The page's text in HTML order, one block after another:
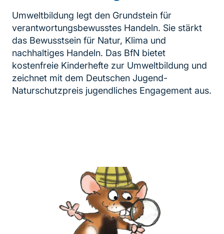
Umweltbildung legt den Grundstein für
verantwortungsbewusstes Handeln. Sie stärkt
das Bewusstsein für Natur, Klima und
nachhaltiges Handeln. Das BfN bietet
kostenfreie Kinderhefte zur Umweltbildung und
zeichnet mit dem Deutschen Jugend-
Naturschutzpreis jugendliches Engagement aus.
weiterführender